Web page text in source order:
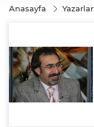
Anasayfa Yazarlar